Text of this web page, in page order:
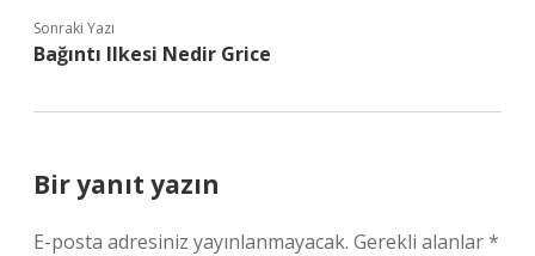
Sonraki Yazı
Bağıntı Ilkesi Nedir Grice
Bir yanıt yazın
E-posta adresiniz yayınlanmayacak. Gerekli alanlar*